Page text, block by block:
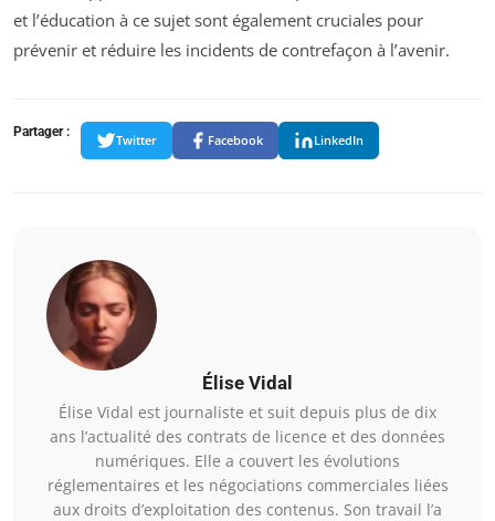
et l’éducation à ce sujet sont également cruciales pour
prévenir et réduire les incidents de contrefaçon à l’avenir.
Partager :
Twitter Facebook LinkedIn
Élise Vidal
Élise Vidal est journaliste et suit depuis plus de dix
ans l’actualité des contrats de licence et des données
numériques. Elle a couvert les évolutions
réglementaires et les négociations commerciales liées
aux droits d’exploitation des contenus. Son travail l’a